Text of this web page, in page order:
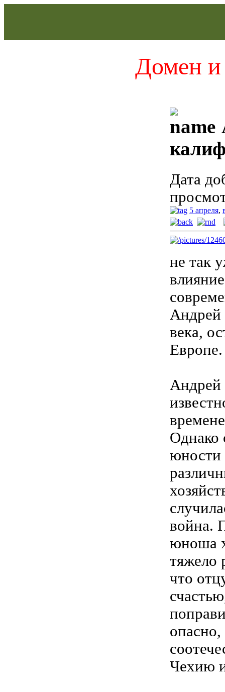
Домен и
Дата
5 апреля,
не так
Андрей
века,
Европе.
Андрей
Однако
юности
война.
юноша
тяжело
что
Чехию